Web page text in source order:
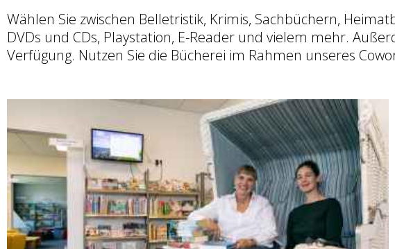
Wählen Sie zwischen Belletristik, Krimis, Sachbüchern,
DVDs und CDs, Playstation, E-Reader und vielem mehr.
Verfügung. Nutzen Sie die Bücherei im Rahmen unseres